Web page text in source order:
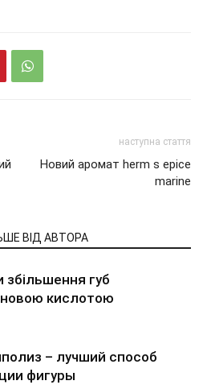
наступна стаття
Новий аромат herm s epice
marine
ВІД АВТОРА
губ
кислотою
– лучший способ
фигуры